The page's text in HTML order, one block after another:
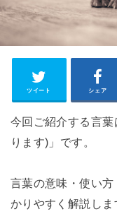
ツイート シェア
今回ご紹介する言
ります)」です。
言葉の意味・使い
かりやすく解説しま